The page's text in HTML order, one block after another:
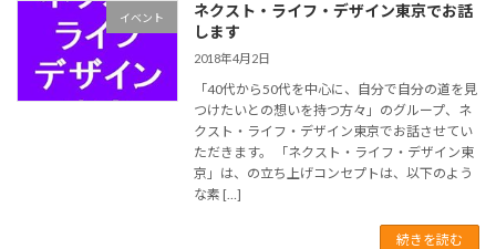
イベント
ネクスト・ライフ・デザイン東京でお話
します
2018年4月2日
「40代から50代を中心に、自分で自分の道を見
つけたいとの想いを持つ方々」のグループ、ネ
クスト・ライフ・デザイン東京でお話させてい
ただきます。 「ネクスト・ライフ・デザイン東
京」は、の立ち上げコンセプトは、以下のよう
な素 […]
続きを読む